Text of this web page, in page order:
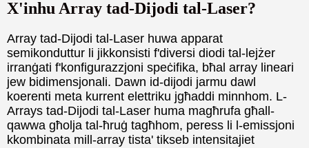
X'inhu Array tad-Dijodi tal-Laser?
Array tad-Dijodi tal-Laser huwa apparat
semikonduttur li jikkonsisti f'diversi diodi tal-lejżer
irranġati f'konfigurazzjoni speċifika, bħal array lineari
jew bidimensjonali. Dawn id-dijodi jarmu dawl
koerenti meta kurrent elettriku jgħaddi minnhom. L-
Arrays tad-Dijodi tal-Laser huma magħrufa għall-
qawwa għolja tal-ħruġ tagħhom, peress li l-emissjoni
kkombinata mill-array tista' tikseb intensitajiet